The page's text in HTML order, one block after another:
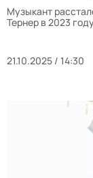
Музыкант
Тернер в 2023
21.10.2025 / 14:30